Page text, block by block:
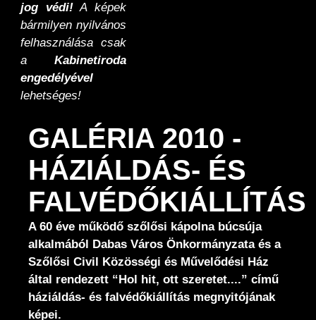
jog védi!A képek
bármilyen nyilvános
felhasználása csak
a Kabinetiroda
engedélyével
lehetséges!
GALÉRIA 2010 -
HÁZIÁLDÁS- ÉS
FALVÉDŐKIÁLLÍTÁS
A 60 éve működő szőlősi kápolna búcsúja
alkalmából Dabas Város Önkormányzata és a
Szőlősi Civil Közösségi és Művelődési Ház
által rendezett “Hol hit, ott szeretet....” című
háziáldás- és falvédőkiállítás megnyitójának
képei.